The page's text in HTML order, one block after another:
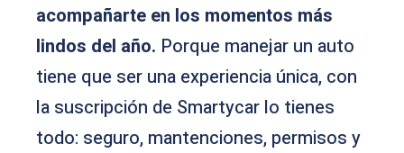
acompañarte en los momentos más
lindos del año. Porque manejar un auto
tiene que ser una experiencia única, con
la suscripción de Smartycar lo tienes
todo: seguro, mantenciones, permisos y